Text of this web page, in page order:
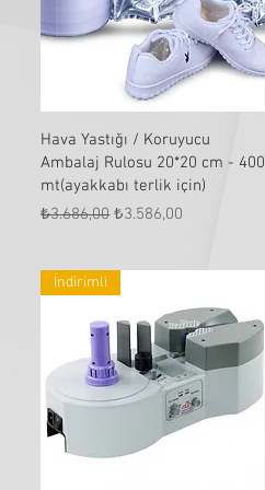
Hızlı Bakış
Hava Yastığı / Koruyucu
Ambalaj Rulosu 20*20 cm - 400
mt(ayakkabı terlik için)
Normal Fiyat
₺3.686,00 İndirimli Fiyat
₺3.586,00
İndirimli